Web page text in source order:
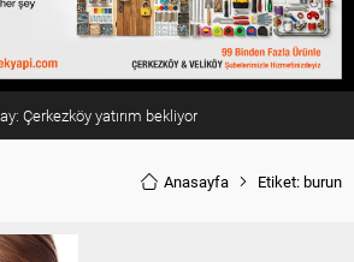
Çerkezköy yatırım bekliyor
Anasayfa Etiket: burun